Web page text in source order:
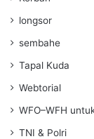
longsor
sembahe
Tapal Kuda
Webtorial
WFO–WFH
TNI & Polri